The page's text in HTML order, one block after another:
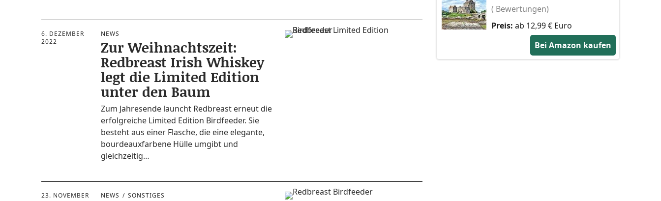
6. DEZEMBER
2022
NEWS
Zur Weihnachtszeit:
Redbreast Irish Whiskey
legt die Limited Edition
unter den Baum
Zum Jah­res­en­de launcht Red­bre­ast erneut die
erfolg­rei­che Limi­t­ed Edi­ti­on Bird­fee­der. Sie
besteht aus einer Fla­sche, die eine ele­gan­te,
bour­deaux­far­be­ne Hül­le umgibt und
gleichzeitig…
23. NOVEMBER
NEWS SONSTIGES
( Bewertungen)
Preis: ab 12,99 € Euro
Bei Amazon kaufen